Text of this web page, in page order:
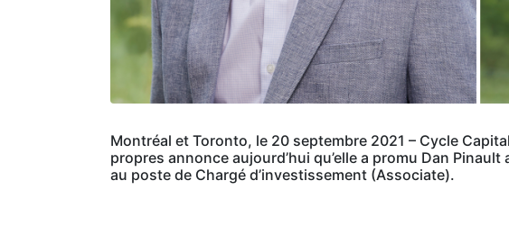
Montréal et Toronto, le 20 septembre 2021 – Cycle
propres annonce aujourd’hui qu’elle a promu Dan
au poste de Chargé d’investissement (Associate).